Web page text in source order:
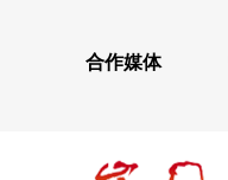
合作媒体